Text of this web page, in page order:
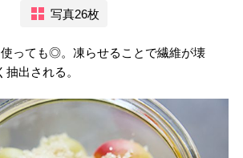
写真26枚
使っても◎。凍らせることで繊維が壊
出される。